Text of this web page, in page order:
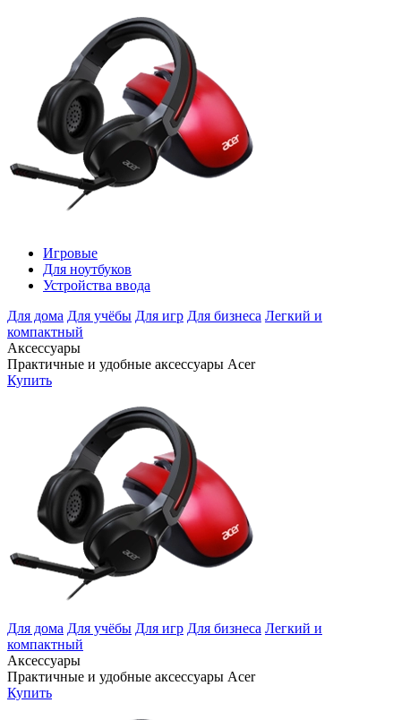
Игровые
Для ноутбуков
Устройства ввода
Для дома Для учёбы Для игр Для бизнеса Легкий и
компактный
Аксессуары
Практичные и удобные аксессуары Acer
Купить
Для дома Для учёбы Для игр Для бизнеса Легкий и
компактный
Аксессуары
Практичные и удобные аксессуары Acer
Купить